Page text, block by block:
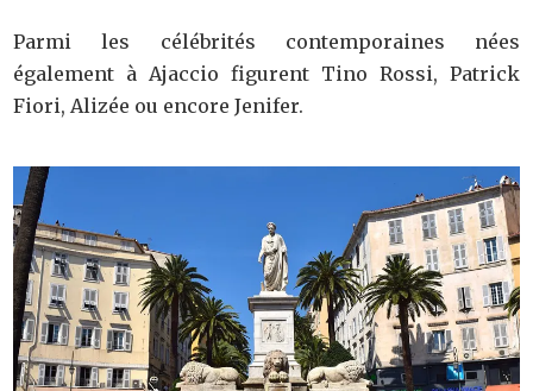
Parmi les célébrités contemporaines nées
également à Ajaccio figurent Tino Rossi, Patrick
Fiori, Alizée ou encore Jenifer.